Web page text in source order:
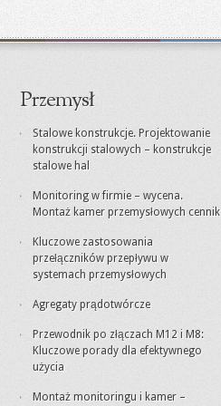
Przemysł
Stalowe konstrukcje. Projektowanie
konstrukcji stalowych – konstrukcje
stalowe hal
Monitoring w firmie – wycena.
Montaż kamer przemysłowych cennik
Kluczowe zastosowania
przełączników przepływu w
systemach przemysłowych
Agregaty prądotwórcze
Przewodnik po złączach M12 i M8:
Kluczowe porady dla efektywnego
użycia
Montaż monitoringu i kamer –